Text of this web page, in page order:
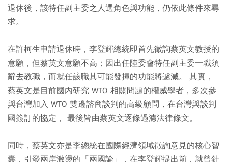
退休後，該特任副主委之人選角色與功能，仍依此條件來尋
求。
在許柯生申請退休時，李登輝總統即首先徵詢蔡英文教授的
意願，但蔡英文意願不高；因出任陸委會特任副主委一職須
辭去教職，而就任該職其可能發揮的功能將遽減。 其實，
蔡英文是目前國內研究 WTO 相關問題的權威學者，多次參
與台灣加入 WTO 雙邊諮商談判的高級顧問，在台灣與談判
國簽訂的協定， 最後皆由蔡英文逐條過濾法律條文。
同時，蔡英文亦是李總統在國際經濟領域徵詢意見的核心智
囊，引發兩岸激盪的「兩國論」，在李登輝提出前，就曾針